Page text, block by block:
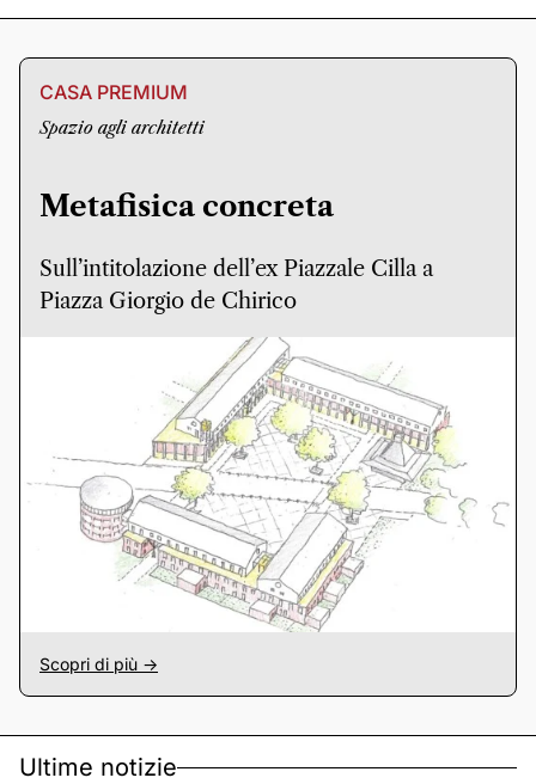
CASA PREMIUM
Spazio agli architetti
Metafisica concreta
Sull’intitolazione dell’ex Piazzale Cilla a
Piazza Giorgio de Chirico
Scopri di più ->
Ultime notizie